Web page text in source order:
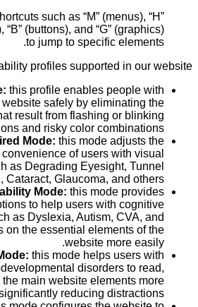
such as “M” (menus), “H”
“B” (buttons), and “G” (graphics)
to jump to specific elements.
profiles supported in our website
this profile enables people with
safely by eliminating the
result from flashing or blinking
and risky color combinations.
Mode: this mode adjusts the
of users with visual
as Degrading Eyesight, Tunnel
Cataract, Glaucoma, and others.
Mode: this mode provides
to help users with cognitive
as Dyslexia, Autism, CVA, and
on the essential elements of the
website more easily.
this mode helps users with
disorders to read,
main website elements more
reducing distractions.